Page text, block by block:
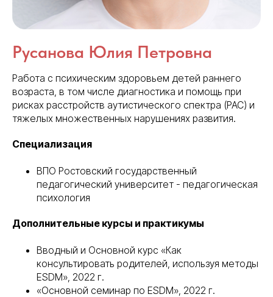
Русанова Юлия Петровна
Работа с психическим здоровьем детей раннего
возраста, в том числе диагностика и помощь при
рисках расстройств аутистического спектра (РАС) и
тяжелых множественных нарушениях развития.
Специализация
ВПО Ростовский государственный
педагогический университет - педагогическая
психология
Дополнительные курсы и практикумы
Вводный и Основной курс «Как
консультировать родителей, используя методы
ESDM», 2022 г.
«Основной семинар по ESDM», 2022 г.